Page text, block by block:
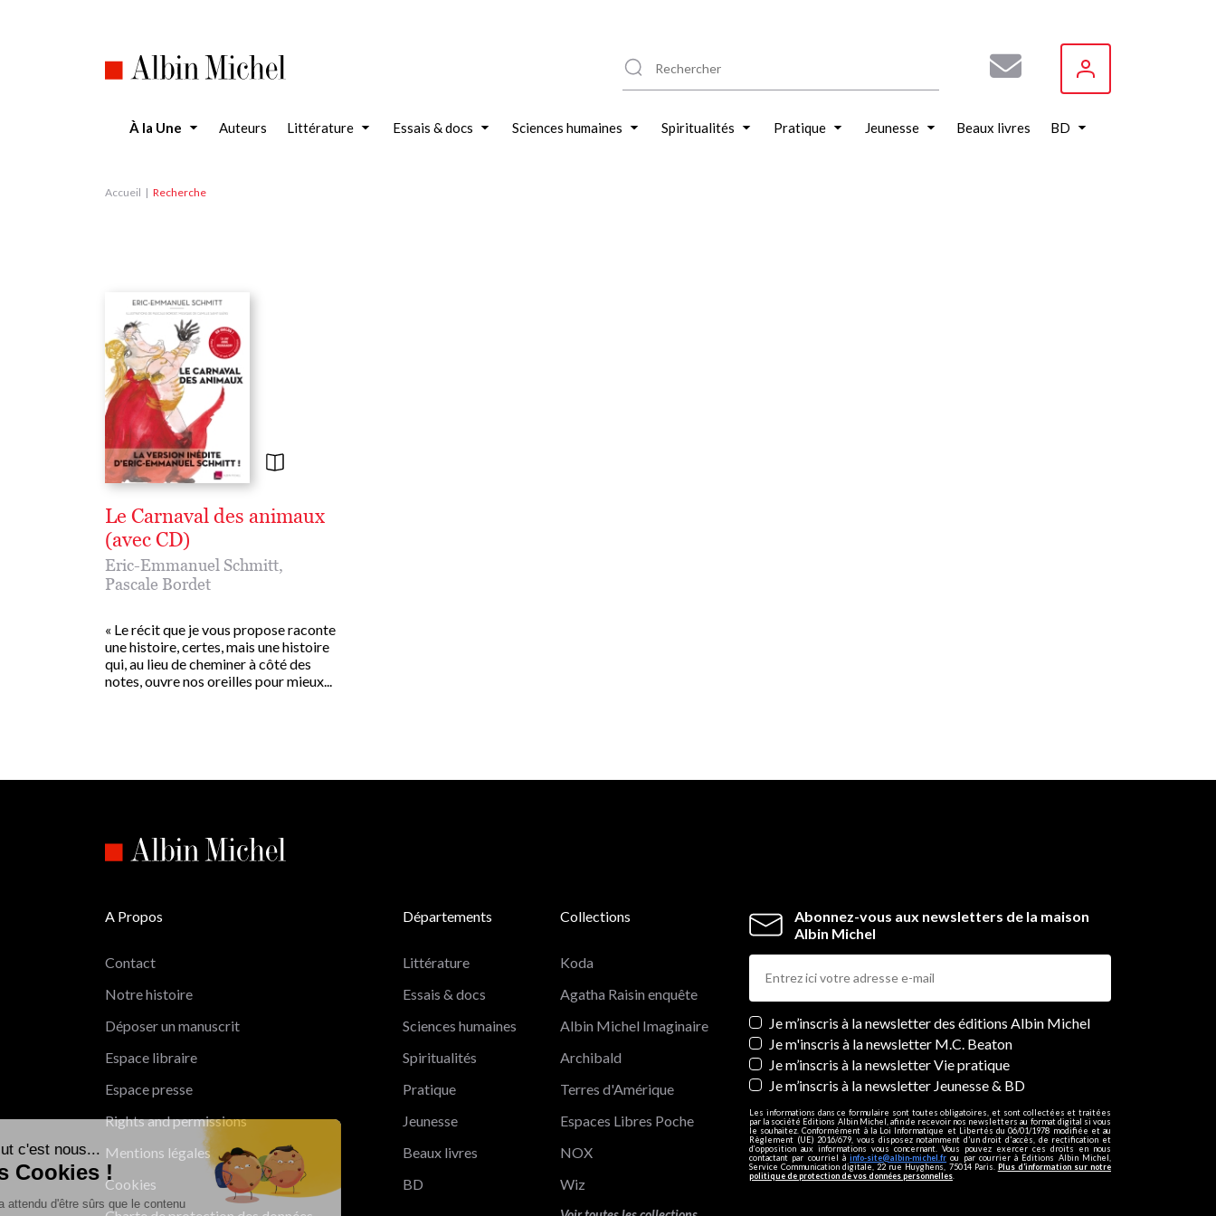
Salut c'est nous...
les Cookies !
On a attendu d'être sûrs que le contenu
À la Une Auteurs Littérature Essais & docs Sciences humaines Spiritualités Pratique Jeunesse Beaux livres BD
Accueil Recherche
Le Carnaval des animaux
(avec CD)
Eric-Emmanuel Schmitt,
Pascale Bordet
« Le récit que je vous propose raconte
une histoire, certes, mais une histoire
qui, au lieu de cheminer à côté des
notes, ouvre nos oreilles pour mieux...
Abonnez-vous aux newsletters de la maison
Albin Michel
Newsletters
Je m’inscris à la newsletter des éditions Albin Michel
Je m'inscris à la newsletter M.C. Beaton
Je m’inscris à la newsletter Vie pratique
Je m’inscris à la newsletter Jeunesse & BD
Les informations dans ce formulaire sont toutes obligatoires, et sont collectées et traitées
par la société Editions Albin Michel, afin de recevoir nos newsletters au format digital si vous
le souhaitez. Conformément à la Loi Informatique et Libertés du 06/01/1978 modifiée et au
Règlement (UE) 2016/679, vous disposez notamment d'un droit d'accès, de rectification et
d’opposition aux informations vous concernant. Vous pouvez exercer ces droits en nous
contactant par courriel àinfo-site@albin-michel.fr ou par courrier à Editions Albin Michel,
Service Communication digitale, 22 rue Huyghens, 75014 Paris. Plus d’information sur notre
politique de protection de vos données personnelles
A Propos
Contact
Notre histoire
Déposer un manuscrit
Espace libraire
Espace presse
Rights and permissions
Mentions légales
Cookies
Départements
Littérature
Essais & docs
Sciences humaines
Spiritualités
Pratique
Jeunesse
Beaux livres
BD
Collections
Koda
Agatha Raisin enquête
Albin Michel Imaginaire
Archibald
Terres d'Amérique
Espaces Libres Poche
NOX
Wiz